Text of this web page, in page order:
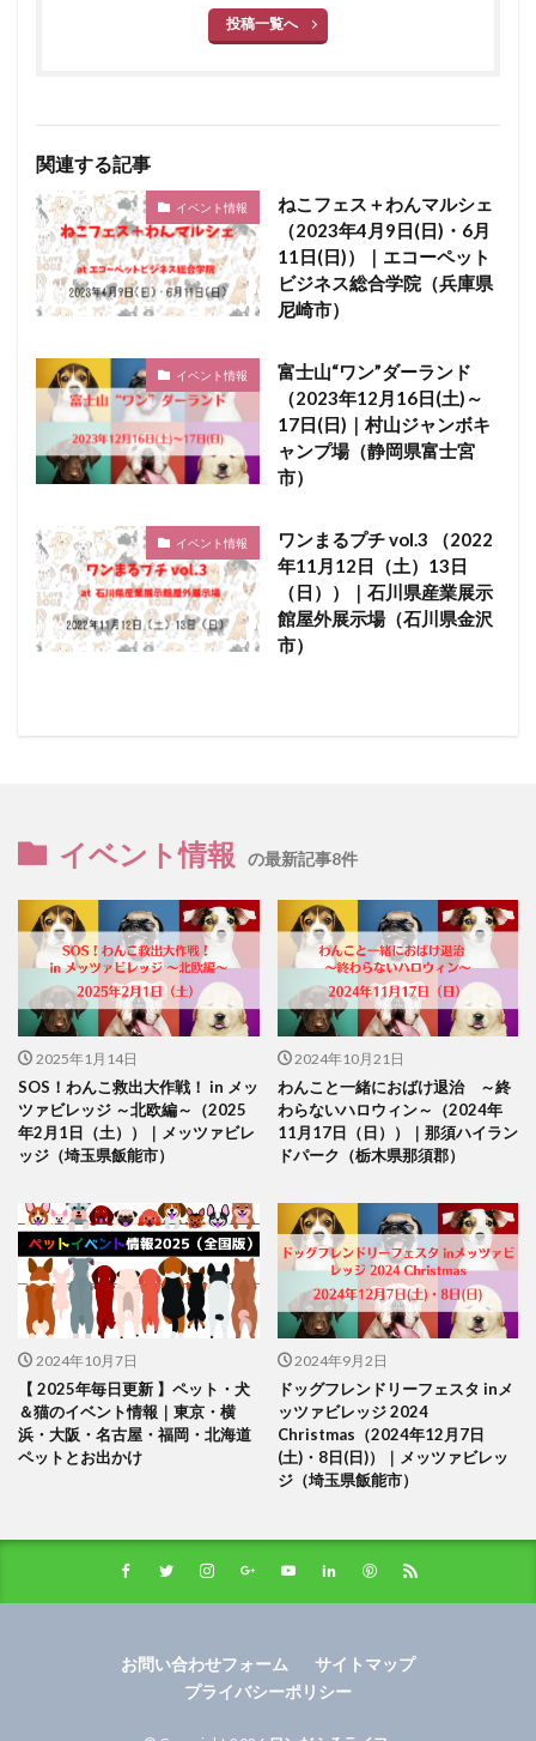
投稿一覧へ
関連する記事
イベント情報
ねこフェス＋わんマルシェ
（2023年4月9日(日)・6月
11日(日)）｜エコーペット
ビジネス総合学院（兵庫県
尼崎市）
イベント情報
富士山“ワン”ダーランド
（2023年12月16日(土)～
17日(日)｜村山ジャンボキ
ャンプ場（静岡県富士宮
市）
イベント情報
ワンまるプチ vol.3 （2022
年11月12日（土）13日
（日））｜石川県産業展示
館屋外展示場（石川県金沢
市）
イベント情報 の最新記事8件
2025年1月14日
SOS！わんこ救出大作戦！ in メッ
ツァビレッジ ～北欧編～（2025
年2月1日（土））｜メッツァビレ
ッジ（埼玉県飯能市）
2024年10月21日
わんこと一緒におばけ退治 ～終
わらないハロウィン～（2024年
11月17日（日））｜那須ハイラン
ドパーク（栃木県那須郡）
2024年10月7日
【 2025年毎日更新 】ペット・犬
＆猫のイベント情報｜東京・横
浜・大阪・名古屋・福岡・北海道
ペットとお出かけ
2024年9月2日
ドッグフレンドリーフェスタ inメ
ッツァビレッジ 2024
Christmas（2024年12月7日
(土)・8日(日)）｜メッツァビレッ
ジ（埼玉県飯能市）
お問い合わせフォーム
サイトマップ
プライバシーポリシー